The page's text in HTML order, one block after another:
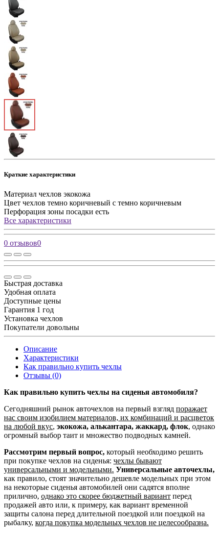
Краткие характеристики
Материал чехлов экокожа
Цвет чехлов темно коричневый с темно коричневым
Перфорация зоны посадки есть
Все характеристики
0 отзывов0
Быстрая доставка
Удобная оплата
Доступные цены
Гарантия 1 год
Установка чехлов
Покупатели довольны
Описание
Характеристики
Как правильно купить чехлы
Отзывы (0)
Как правильно купить чехлы на сиденья автомобиля?
Сегодняшний рынок авточехлов на первый взгляд поражает
нас своим изобилием материалов, их комбинаций и расцветок
на любой вкус, экокожа, алькантара, жаккард, флок, однако
огромный выбор таит и множество подводных камней.
Рассмотрим первый вопрос, который необходимо решить
при покупке чехлов на сиденья: чехлы бывают
универсальными и модельными. Универсальные авточехлы,
как правило, стоят значительно дешевле модельных при этом
на некоторые сиденья автомобилей они садятся вполне
прилично, однако это скорее бюджетный вариант перед
продажей авто или, к примеру, как вариант временной
защиты салона перед длительной поездкой или поездкой на
рыбалку, когда покупка модельных чехлов не целесообразна.